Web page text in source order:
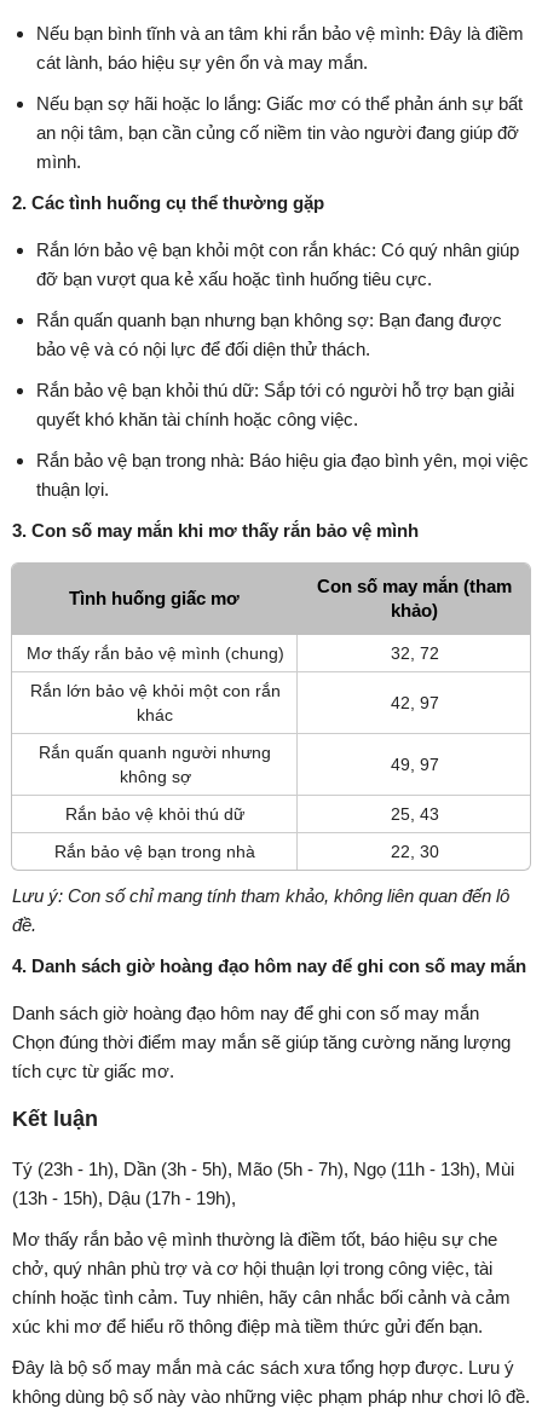
Nếu bạn bình tĩnh và an tâm khi rắn bảo vệ mình: Đây là điềm
cát lành, báo hiệu sự yên ổn và may mắn.
Nếu bạn sợ hãi hoặc lo lắng: Giấc mơ có thể phản ánh sự bất
an nội tâm, bạn cần củng cố niềm tin vào người đang giúp đỡ
mình.
2. Các tình huống cụ thể thường gặp
Rắn lớn bảo vệ bạn khỏi một con rắn khác: Có quý nhân giúp
đỡ bạn vượt qua kẻ xấu hoặc tình huống tiêu cực.
Rắn quấn quanh bạn nhưng bạn không sợ: Bạn đang được
bảo vệ và có nội lực để đối diện thử thách.
Rắn bảo vệ bạn khỏi thú dữ: Sắp tới có người hỗ trợ bạn giải
quyết khó khăn tài chính hoặc công việc.
Rắn bảo vệ bạn trong nhà: Báo hiệu gia đạo bình yên, mọi việc
thuận lợi.
3. Con số may mắn khi mơ thấy rắn bảo vệ mình
Tình huống giấc mơ
Con số may mắn (tham
khảo)
Mơ thấy rắn bảo vệ mình (chung)
32, 72
Rắn lớn bảo vệ khỏi một con rắn
khác
42, 97
Rắn quấn quanh người nhưng
không sợ
49, 97
Rắn bảo vệ khỏi thú dữ
25, 43
Rắn bảo vệ bạn trong nhà
22, 30
Lưu ý: Con số chỉ mang tính tham khảo, không liên quan đến lô
đề.
4. Danh sách giờ hoàng đạo hôm nay để ghi con số may mắn
Danh sách giờ hoàng đạo hôm nay để ghi con số may mắn
Chọn đúng thời điểm may mắn sẽ giúp tăng cường năng lượng
tích cực từ giấc mơ.
Kết luận
Tý (23h - 1h), Dần (3h - 5h), Mão (5h - 7h), Ngọ (11h - 13h), Mùi
(13h - 15h), Dậu (17h - 19h),
Mơ thấy rắn bảo vệ mình thường là điềm tốt, báo hiệu sự che
chở, quý nhân phù trợ và cơ hội thuận lợi trong công việc, tài
chính hoặc tình cảm. Tuy nhiên, hãy cân nhắc bối cảnh và cảm
xúc khi mơ để hiểu rõ thông điệp mà tiềm thức gửi đến bạn.
Đây là bộ số may mắn mà các sách xưa tổng hợp được. Lưu ý
không dùng bộ số này vào những việc phạm pháp như chơi lô đề.